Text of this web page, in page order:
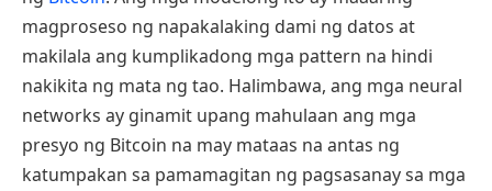
magproseso ng napakalaking dami ng datos at
makilala ang kumplikadong mga pattern na hindi
nakikita ng mata ng tao. Halimbawa, ang mga neural
networks ay ginamit upang mahulaan ang mga
presyo ng Bitcoin na may mataas na antas ng
katumpakan sa pamamagitan ng pagsasanay sa mga